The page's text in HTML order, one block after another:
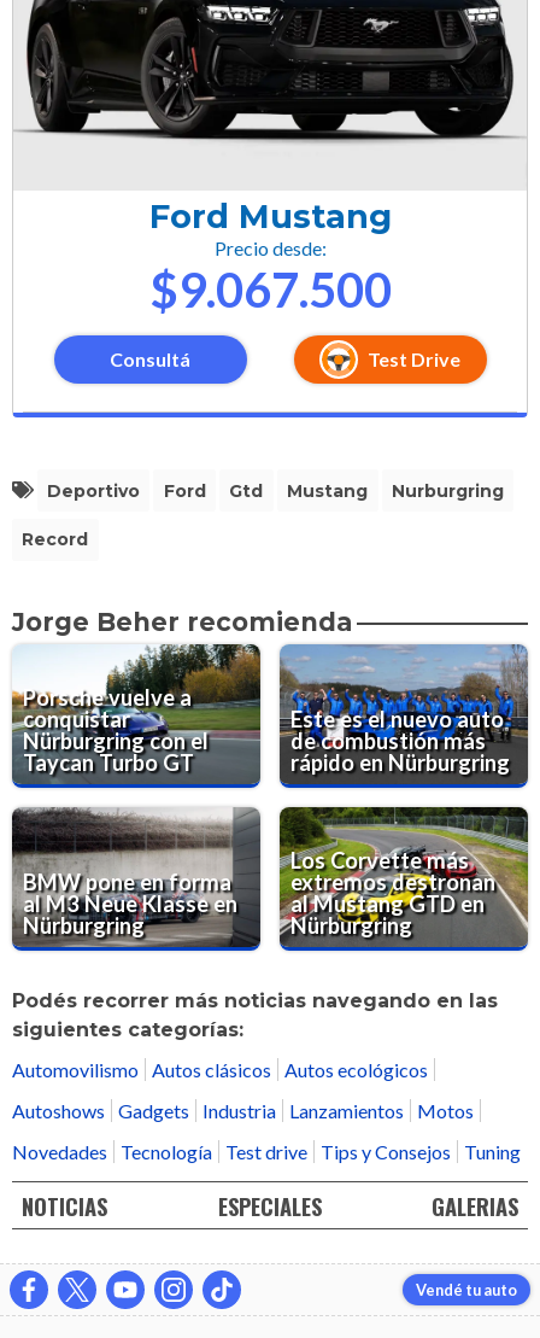
Ford Mustang
Precio desde:
$9.067.500
Consultá Test Drive
Deportivo Ford Gtd Mustang Nurburgring
Record
Jorge Beher recomienda
Porsche vuelve a
conquistar
Nürburgring con el
Taycan Turbo GT
Este es el nuevo auto
de combustión más
rápido en Nürburgring
BMW pone en forma
al M3 Neue Klasse en
Nürburgring
Los Corvette más
extremos destronan
al Mustang GTD en
Nürburgring
Podés recorrer más noticias navegando en las
siguientes categorías:
Automovilismo Autos clásicos
Autos ecológicos
Autoshows
Gadgets Industria Lanzamientos
Motos
Novedades
Tecnología Test drive Tips y Consejos Tuning
NOTICIAS ESPECIALES GALERIAS
Vendé tu auto